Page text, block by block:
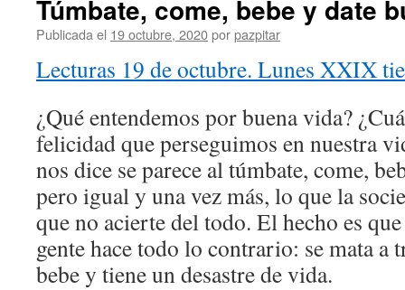
Túmbate, come, bebe y date
Publicada el 19 octubre, 2020porpazpitar
Lecturas 19 de octubre. Lunes XXIX
¿Qué entendemos por buena vida?
felicidad que perseguimos en nuestra
nos dice se parece al túmbate, come,
pero igual y una vez más, lo que la
que no acierte del todo. El hecho es
gente hace todo lo contrario: se mata a
bebe y tiene un desastre de vida.